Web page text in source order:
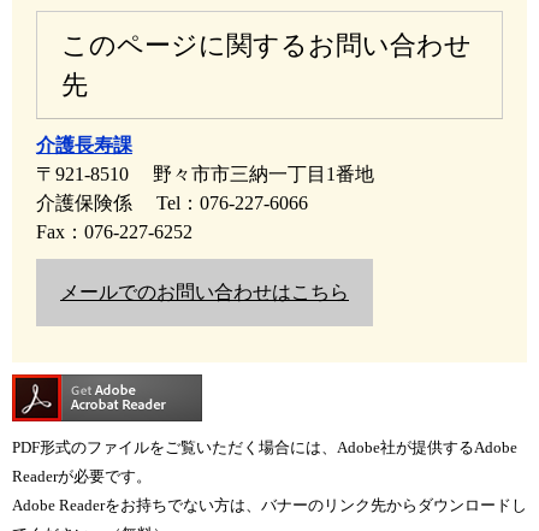
このページに関するお問い合わせ
先
介護長寿課
〒921-8510
野々市市三納一丁目1番地
介護保険係
Tel：076-227-6066
Fax：076-227-6252
メールでのお問い合わせはこちら
PDF形式のファイルをご覧いただく場合には、Adobe社が提供するAdobe
Readerが必要です。
Adobe Readerをお持ちでない方は、バナーのリンク先からダウンロードし